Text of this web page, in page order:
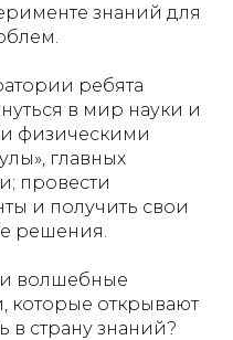
знаний для
ребята
в мир науки и
физическими
главных
провести
и получить свои
решения.
волшебные
которые открывают
в страну знаний?